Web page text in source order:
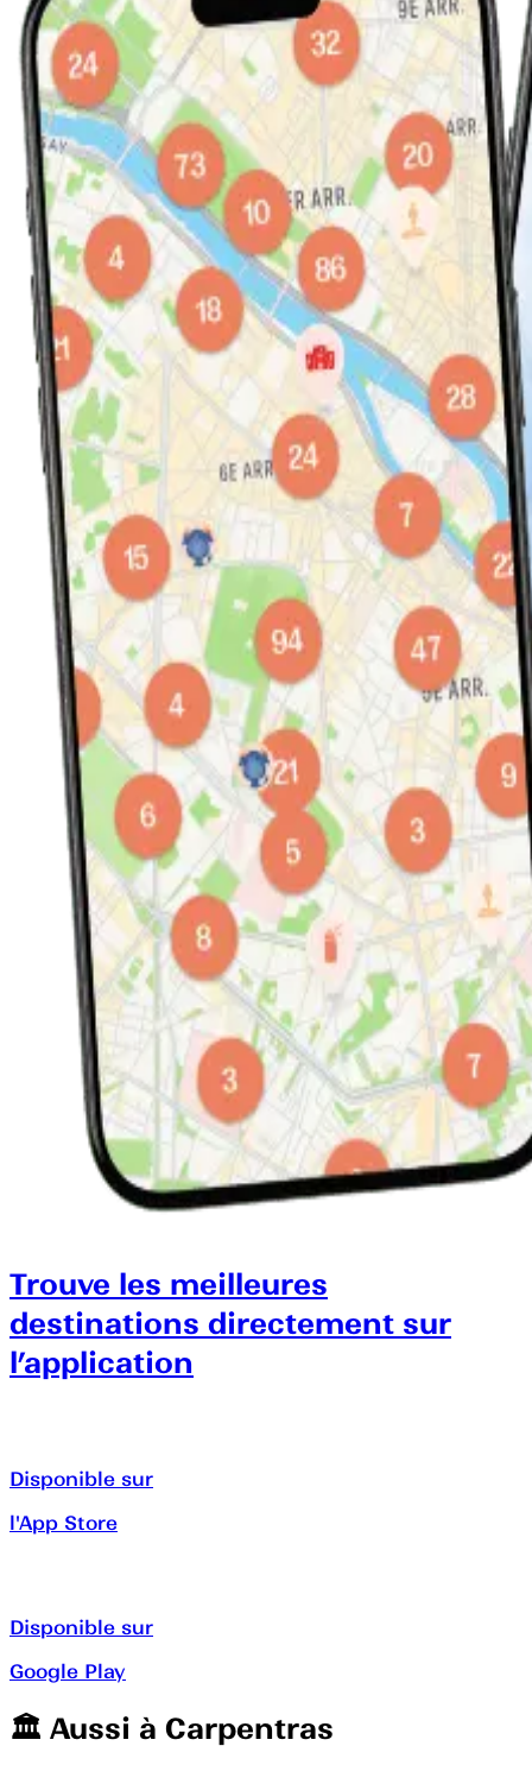
Trouve les meilleures
destinations directement sur
l’application
Disponible sur
l'App Store
Disponible sur
Google Play
🏛️️ Aussi à Carpentras